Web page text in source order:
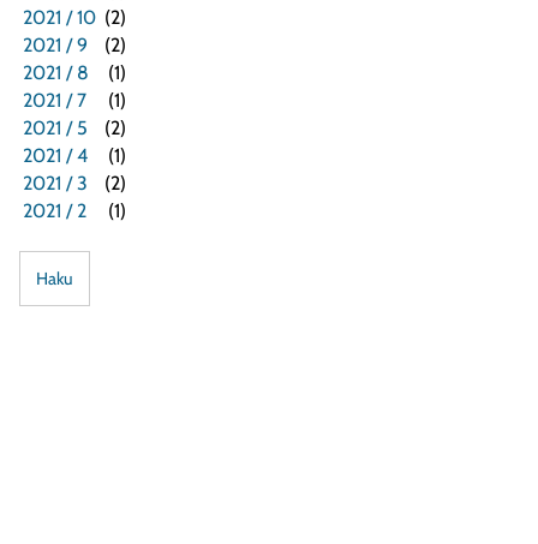
2021 / 10 (2)
2021 / 9
(2)
2021 / 8
(1)
2021 / 7
(1)
2021 / 5
(2)
2021 / 4
(1)
2021 / 3
(2)
2021 / 2
(1)
Haku